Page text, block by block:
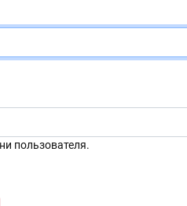
пользователя.